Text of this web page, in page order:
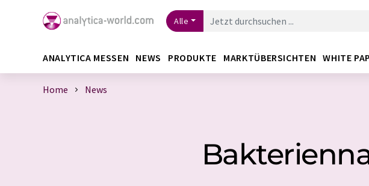
Alle
ANALYTICA MESSEN NEWS PRODUKTE MARKTÜBERSICHTEN WHITE
Home News